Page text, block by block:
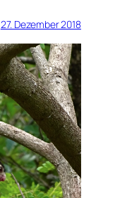
27. Dezember 2018